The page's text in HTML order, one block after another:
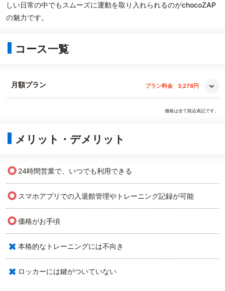
しい日常の中でもスムーズに運動を取り入れられるのがchocoZAP
の魅力です。
コース一覧
月額プラン プラン料金 3,278円
価格は全て税込表記です。
メリット・デメリット
○ 24時間営業で、いつでも利用できる
○ スマホアプリでの入退館管理やトレーニング記録が可能
○価格がお手頃
× 本格的なトレーニングには不向き
× ロッカーには鍵がついていない